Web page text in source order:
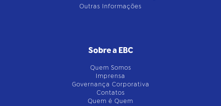
Outras Informações
Sobre a EBC
Quem Somos
Imprensa
Governança Corporativa
Contatos
Quem é Quem